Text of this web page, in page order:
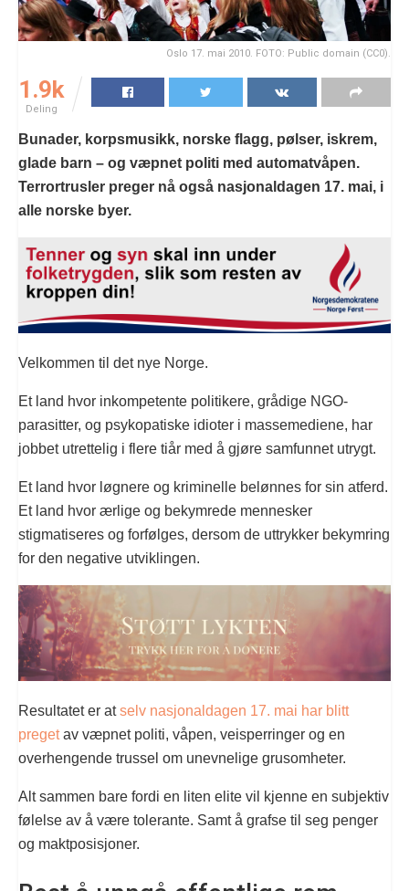
Oslo 17. mai 2010. FOTO: Public domain (CC0).
1.9k
Deling
Bunader, korpsmusikk, norske flagg, pølser, iskrem,
glade barn – og væpnet politi med automatvåpen.
Terrortrusler preger nå også nasjonaldagen 17. mai, i
alle norske byer.
Velkommen til det nye Norge.
Et land hvor inkompetente politikere, grådige NGO-
parasitter, og psykopatiske idioter i massemediene, har
jobbet utrettelig i flere tiår med å gjøre samfunnet utrygt.
Et land hvor løgnere og kriminelle belønnes for sin atferd.
Et land hvor ærlige og bekymrede mennesker
stigmatiseres og forfølges, dersom de uttrykker bekymring
for den negative utviklingen.
Resultatet er atselv nasjonaldagen 17. mai har blitt
pregetav væpnet politi, våpen, veisperringer og en
overhengende trussel om unevnelige grusomheter.
Alt sammen bare fordi en liten elite vil kjenne en subjektiv
følelse av å være tolerante. Samt å grafse til seg penger
og maktposisjoner.